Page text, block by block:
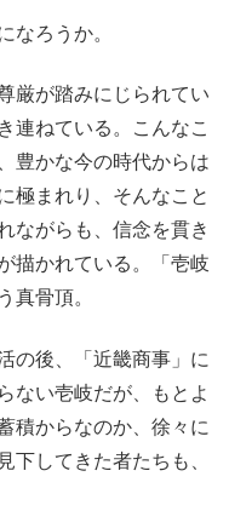
なろうか。
厳が踏みにじられてい
連ねている。こんなこ
豊かな今の時代からは
極まれり、そんなこと
ながらも、信念を貫き
描かれている。「壱岐
真骨頂。
の後、「近畿商事」に
ない壱岐だが、もとよ
積からなのか、徐々に
下してきた者たちも、